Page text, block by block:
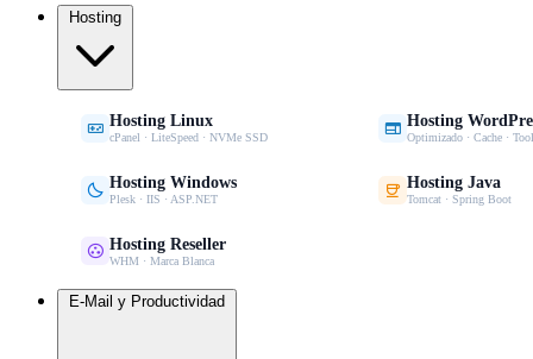
Hosting
 Hosting Linux
cPanel · LiteSpeed · NVMe SSD  Hosting
Optimizado · Cache ·
 Hosting Windows
Plesk · IIS · ASP.NET  Hosting Java
Tomcat · Spring Boot
 Hosting Reseller
WHM · Marca Blanca
E-Mail y Productividad